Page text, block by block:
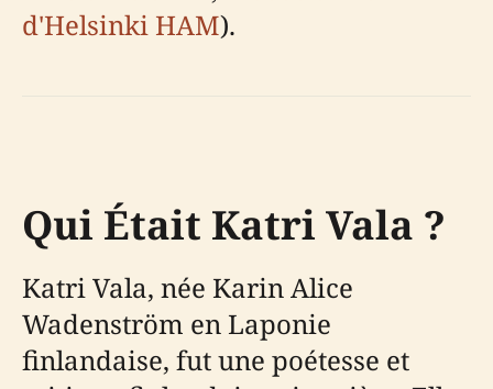
d'Helsinki HAM).
Qui Était Katri Vala ?
Katri Vala, née Karin Alice
Wadenström en Laponie
finlandaise, fut une poétesse et